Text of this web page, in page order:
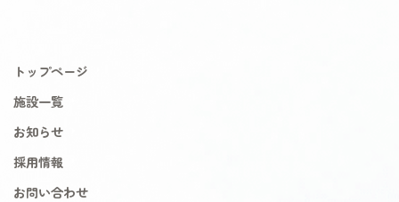
トップページ
施設一覧
お知らせ
採用情報
お問い合わせ